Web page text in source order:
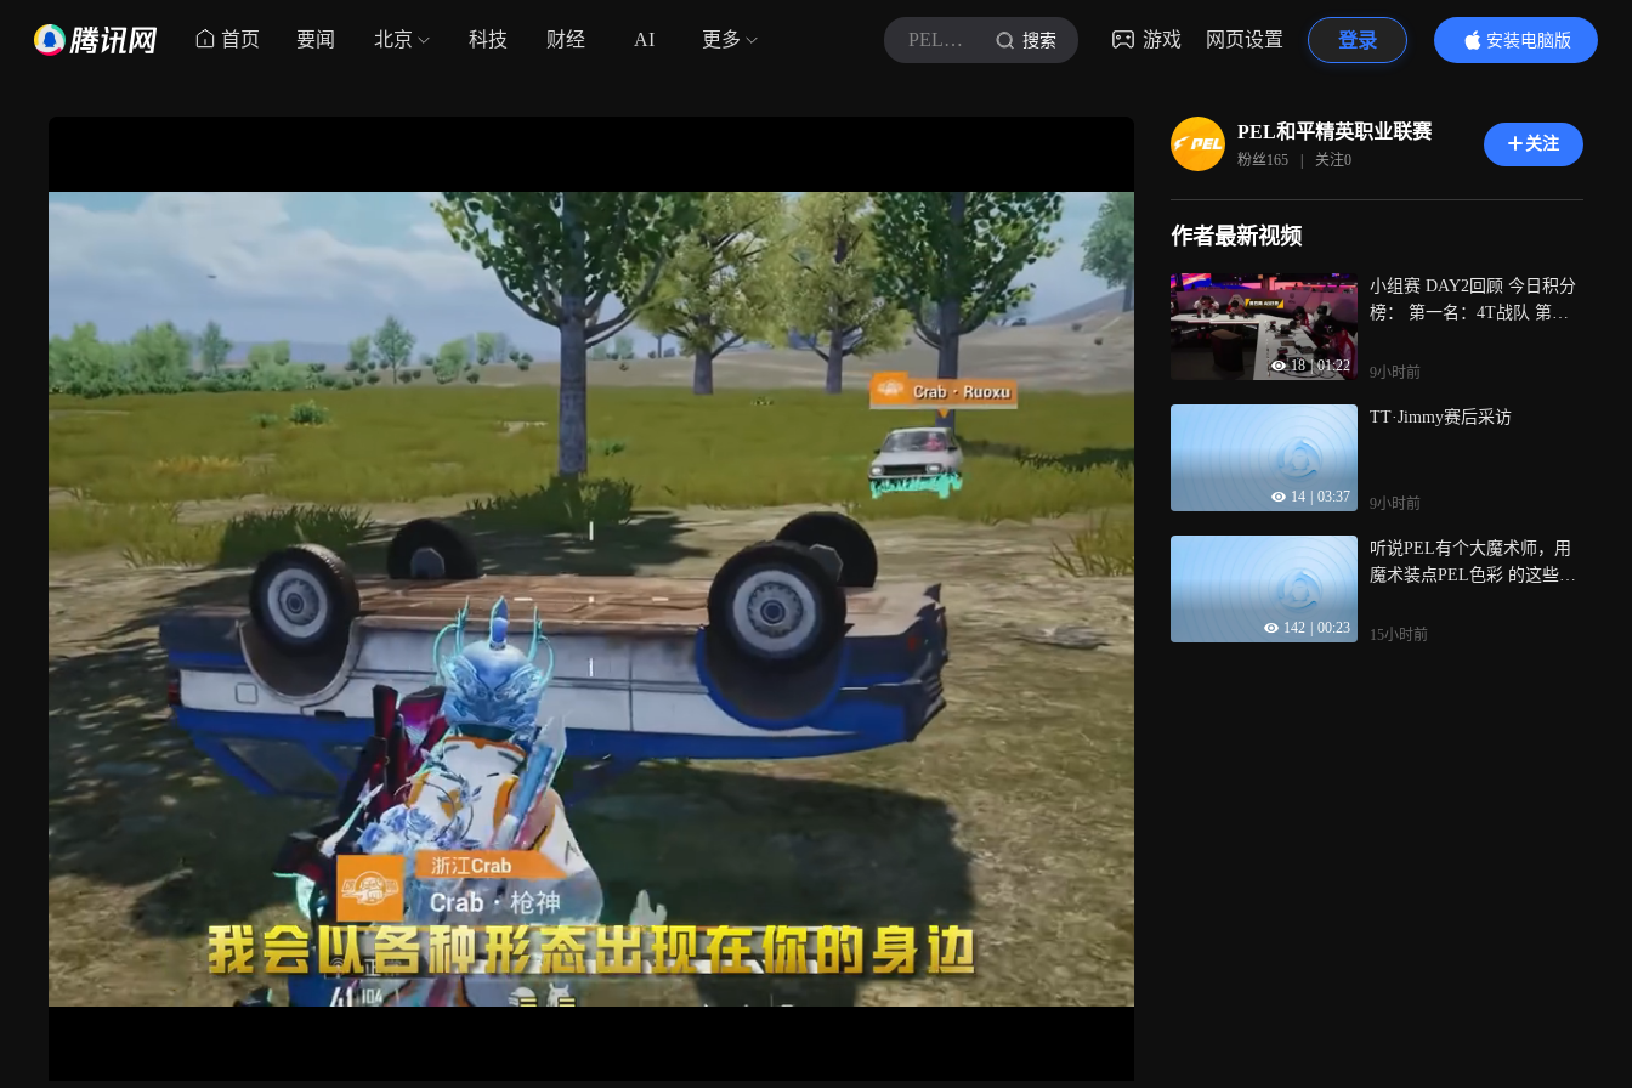
首页 要闻 北京 科技 财经 AI 更多 PEL和平精英职业联赛 搜索 游戏 网页设置 登录
安装电脑版
内容更精彩
PEL和平精英职业联赛
粉丝165 | 关注0
关注
作者最新视频
18 | 01:22
小组赛 DAY2回顾 今日积分
榜： 第一名：4T战队 第二
战队 第四名：FL战队 第五
9小时前
14 03:37
TT·Jimmy赛后采访
9小时前
142 00:23
听说PEL有个大魔术师，用
魔术装点PEL色彩 的这些魔
个呢？
15小时前